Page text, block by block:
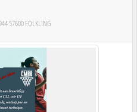
57600FOLKLING